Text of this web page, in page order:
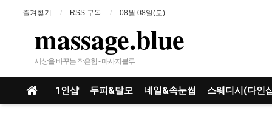
즐겨찾기 RSS 구독 08월 08일(토)
massage.blue
세상을 바꾸는 작은힘 - 마사지블루
1인샵 두피&탈모 네일&속눈썹 스웨디시(다인